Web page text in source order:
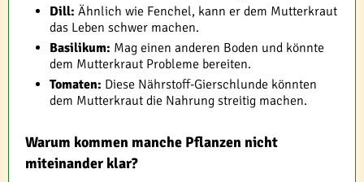
Dill: Ähnlich wie Fenchel, kann er dem Mutterkraut
das Leben schwer machen.
Basilikum: Mag einen anderen Boden und könnte
dem Mutterkraut Probleme bereiten.
Tomaten: Diese Nährstoff-Gierschlunde könnten
dem Mutterkraut die Nahrung streitig machen.
Warum kommen manche Pflanzen nicht
miteinander klar?